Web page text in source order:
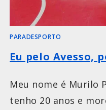
PARADESPORTO
Eu pelo Avesso,
Meu nome é Murilo
tenho 20 anos e